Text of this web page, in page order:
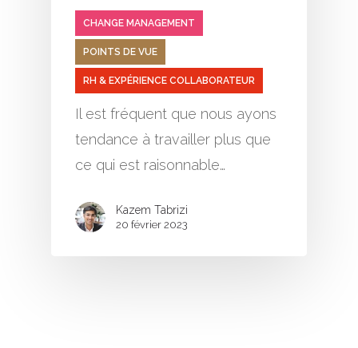
CHANGE MANAGEMENT
POINTS DE VUE
RH & EXPÉRIENCE COLLABORATEUR
Il est fréquent que nous ayons
tendance à travailler plus que
ce qui est raisonnable…
Kazem Tabrizi
20 février 2023